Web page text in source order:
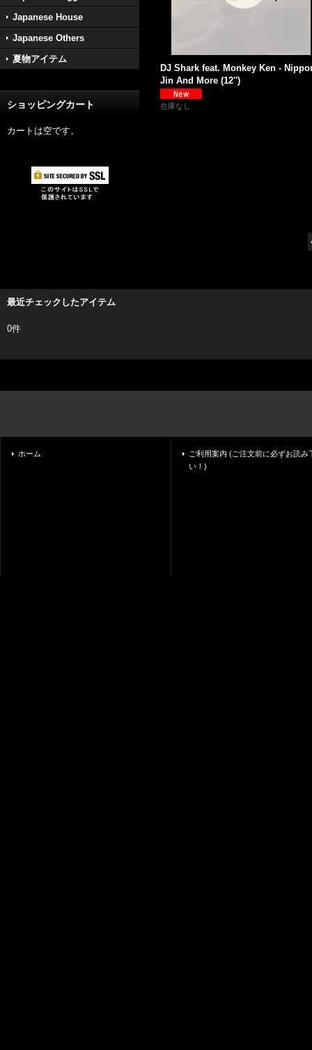
Japanese House
Japanese Others
夏物アイテム
ショッピングカート
カートは空です。
DJ Shark feat. Monkey Ken -
Jin And More (12'')
在庫なし
最近チェックしたアイテム
0件
ホーム
ご利用案内 (ご注文前に必ずお読み
い！)